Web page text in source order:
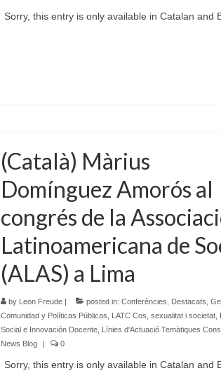
Sorry, this entry is only available in Catalan and
(Català) Màrius
Domínguez Amorós al
congrés de la
Latinoamericana de
(ALAS) a Lima
by Leon Freude| posted in: Conferències Destacats
Comunidad y Políticas Públicas
LATC Cos, sexualitat i societat,
Social e Innovación Docente, Línies d'Actuació Temàtiques
News Blog
| 0
Sorry, this entry is only available in Catalan and